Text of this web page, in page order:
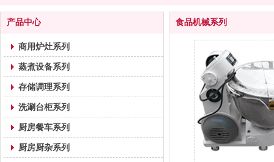
产品中心
商用炉灶系列
蒸煮设备系列
存储调理系列
洗涮台柜系列
厨房餐车系列
厨房厨杂系列
食品机械系列